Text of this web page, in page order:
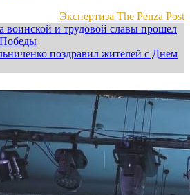
Экспертиза The Penza Post
и трудовой славы прошел
поздравил жителей с Днем